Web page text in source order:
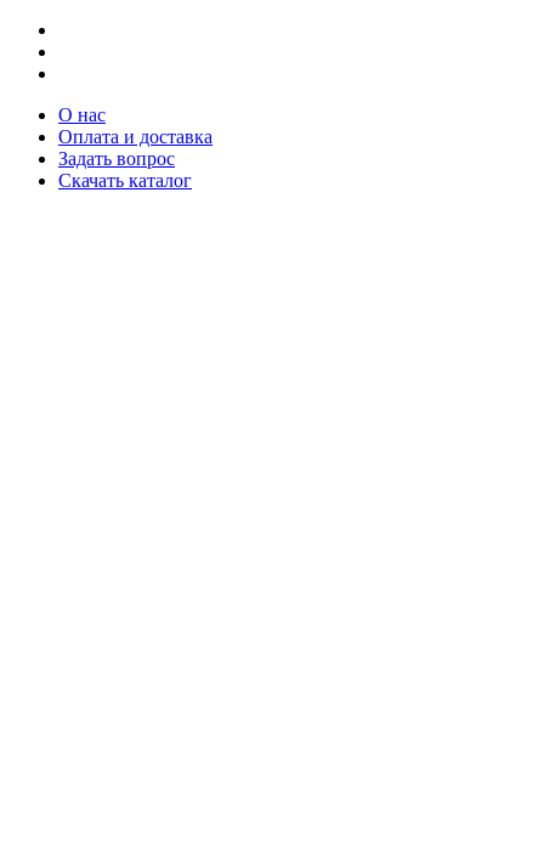
О нас
Оплата и доставка
Задать вопрос
Скачать каталог